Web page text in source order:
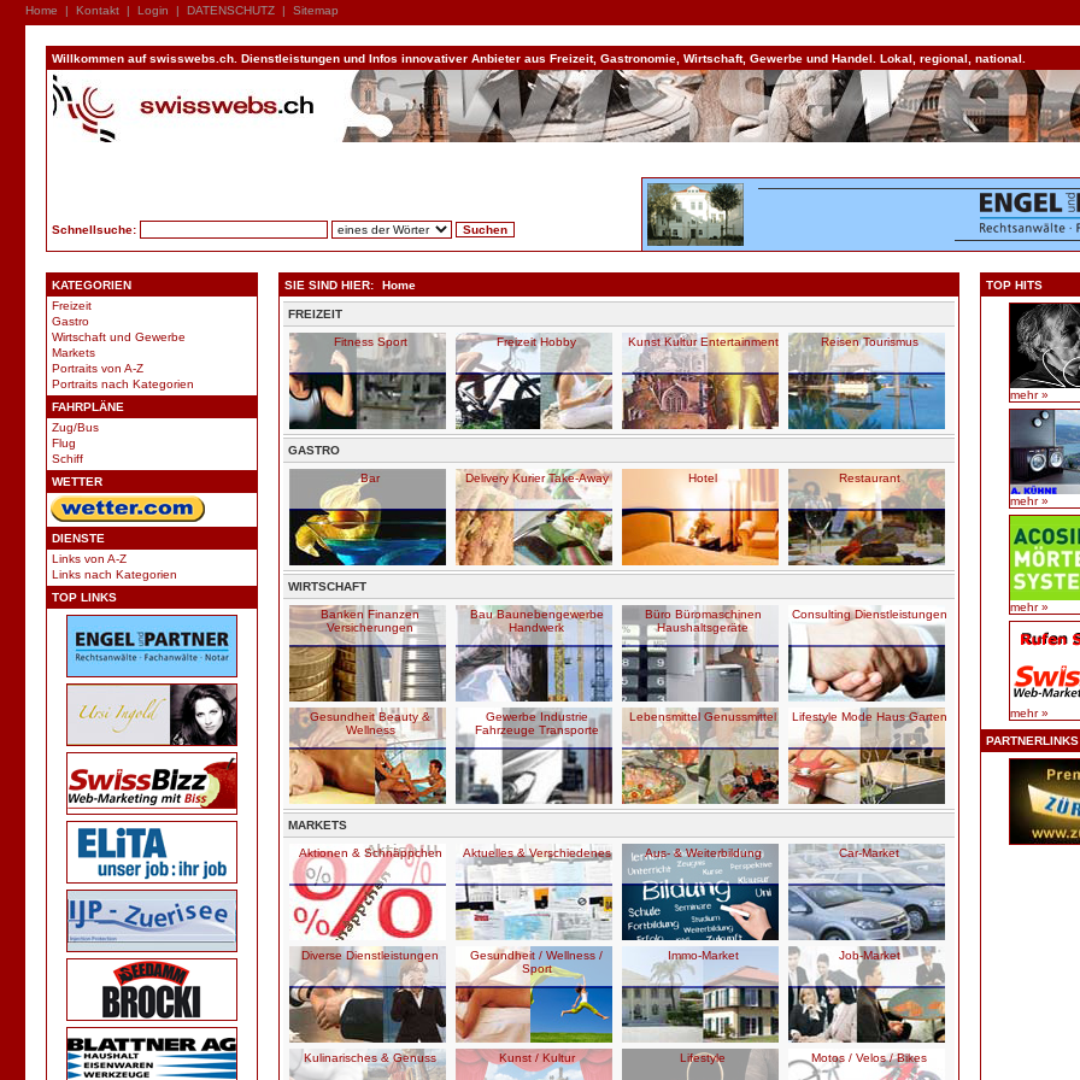
Home | Kontakt | Login | DATENSCHUTZ | Sitemap
Willkommen auf swisswebs.ch. Dienstleistungen und Infos innovativer Anbieter aus Freizeit, Gastronomie, Wirtschaft, Gewerbe und Handel. Lokal, regional, national.
Schnellsuche:
KATEGORIEN
Freizeit
Gastro
Wirtschaft und Gewerbe
Markets
Portraits von A-Z
Portraits nach Kategorien
FAHRPLÄNE
Zug/Bus
Flug
Schiff
WETTER
DIENSTE
Links von A-Z
Links nach Kategorien
TOP LINKS
SIE SIND HIER: Home
FREIZEIT
Fitness Sport Freizeit Hobby Kunst Kultur Entertainment Reisen Tourismus
GASTRO
Bar Delivery Kurier Take-Away Hotel Restaurant
WIRTSCHAFT
Banken Finanzen
Versicherungen
Bau Baunebengewerbe
Handwerk
Büro Büromaschinen
Haushaltsgeräte
Consulting Dienstleistungen
Gesundheit Beauty &
Wellness
Gewerbe Industrie
Fahrzeuge Transporte
Lebensmittel Genussmittel Lifestyle Mode Haus Garten
MARKETS
Aktionen & Schnäppchen Aktuelles & Verschiedenes Aus- & Weiterbildung Car-Market
Diverse Dienstleistungen
Gesundheit / Wellness /
Sport
Immo-Market Job-Market
Kulinarisches & Genuss Kunst / Kultur Lifestyle Motos / Velos / Bikes
TOP HITS
mehr »
mehr »
mehr »
mehr »
PARTNERLINKS